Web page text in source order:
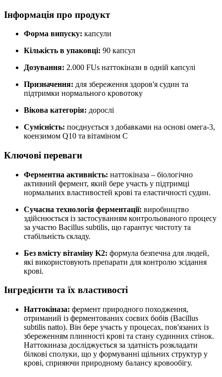
Інформація про продукт
Форма випуску: капсули
Кількість в упаковці: 90 капсул
Дозування: 2.000 FUs наттокінази в одній капсулі
Призначення: для збереження здоров'я судин та
підтримки нормального кровотоку
Вікова категорія: дорослі
Сумісність: поєднується з добавками на основі омега-3,
коензимом Q10 та вітаміном C
Ключові переваги
Ферментна активність: наттокіназа – біологічно
активний фермент, який бере участь у підтримці
нормальних властивостей крові та еластичності судин.
Сучасна технологія ферментації: виробництво
здійснюється із застосуванням контрольованого процесу
за участю Bacillus subtilis, що гарантує чистоту та
стабільність складу.
Без вмісту вітаміну K2: формула безпечна для людей,
які використовують препарати для контролю зсідання
крові.
Інгредієнти та їх властивості
Наттокіназа: фермент природного походження,
отриманий із ферментованих соєвих бобів (Bacillus
subtilis natto). Він бере участь у процесах, пов'язаних із
збереженням плинності крові та стану судинних стінок.
Наттокиназа досліджується за здатність розкладати
білкові сполуки, що у формуванні щільних структур у
крові, сприяючи природному балансу кровообігу.